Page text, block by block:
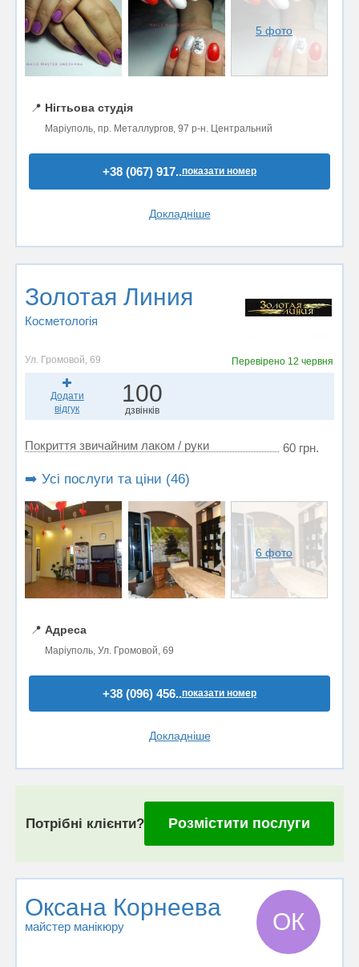
5 фото
📍 Нігтьова студія
Маріуполь, пр. Металлургов, 97 р-н. Центральний
+38 (067) 917..показати номер
Докладніше
Золотая Линия
Косметологія
Ул. Громовой, 69 Перевірено 12 червня
Додати
відгук
100
дзвінків
Покриття звичайним лаком / руки 60 грн.
➡️ Усі послуги та ціни (46)
6 фото
📍 Адреса
Маріуполь, Ул. Громовой, 69
+38 (096) 456..показати номер
Докладніше
Потрібні клієнти? Розмістити послуги
Оксана Корнеева
майстер манікюру ОК